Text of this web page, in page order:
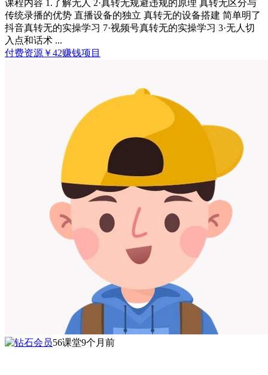
课程内容 1.了解无人 2·真转无规避违规的原理 真转无区分与
传统录播的优势 直播设备的独立 真转无的设备搭建 简单明了
抖音真转无的实操学习 7·视频号真转无的实操学习 3·无人切
入点和话术 ...
付费资源 ￥42赚钱项目
56课堂9个月前